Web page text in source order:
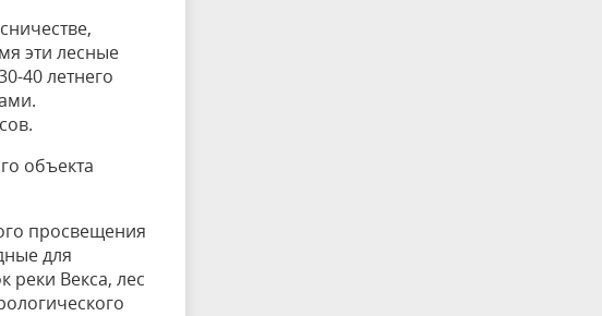
эти лесные
40 летнего
объекта
просвещения
для
реки Векса, лес